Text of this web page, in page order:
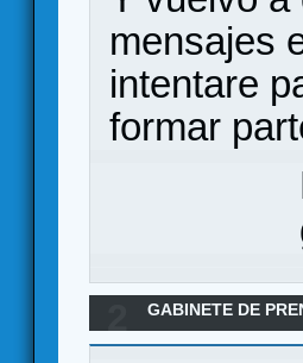
mensajes
intentare
formar
GABINETE DE
War, en español